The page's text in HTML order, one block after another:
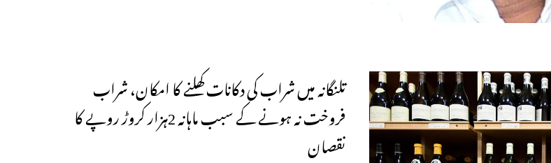
تلنگانہ میں شراب کی دکانات کھلنے کا امکان، شراب
فروخت نہ ہونے کے سبب ماہانہ 2ہزار کروڑ روپے کا
نقصان